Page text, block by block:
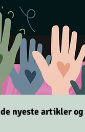
de nyeste artikler